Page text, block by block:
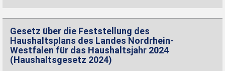
Gesetz über die Feststellung des
Haushaltsplans des Landes Nordrhein-
Westfalen für das Haushaltsjahr 2024
(Haushaltsgesetz 2024)